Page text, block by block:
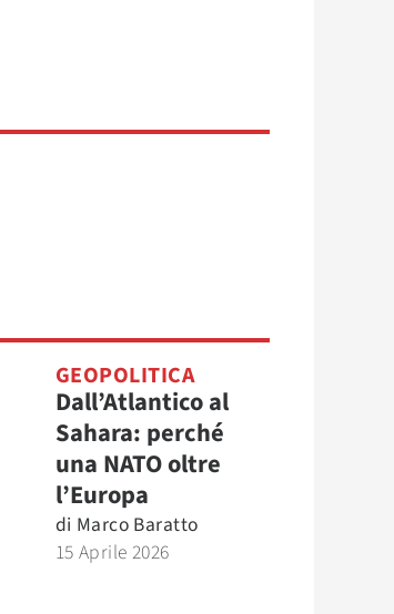
GEOPOLITICA
Dall’Atlantico al
Sahara: perché
una NATO oltre
l’Europa
di Marco Baratto
15 Aprile 2026